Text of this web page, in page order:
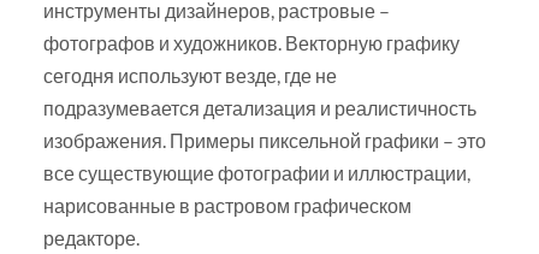
инструменты дизайнеров, растровые –
фотографов и художников. Векторную графику
сегодня используют везде, где не
подразумевается детализация и реалистичность
изображения. Примеры пиксельной графики – это
все существующие фотографии и иллюстрации,
нарисованные в растровом графическом
редакторе.